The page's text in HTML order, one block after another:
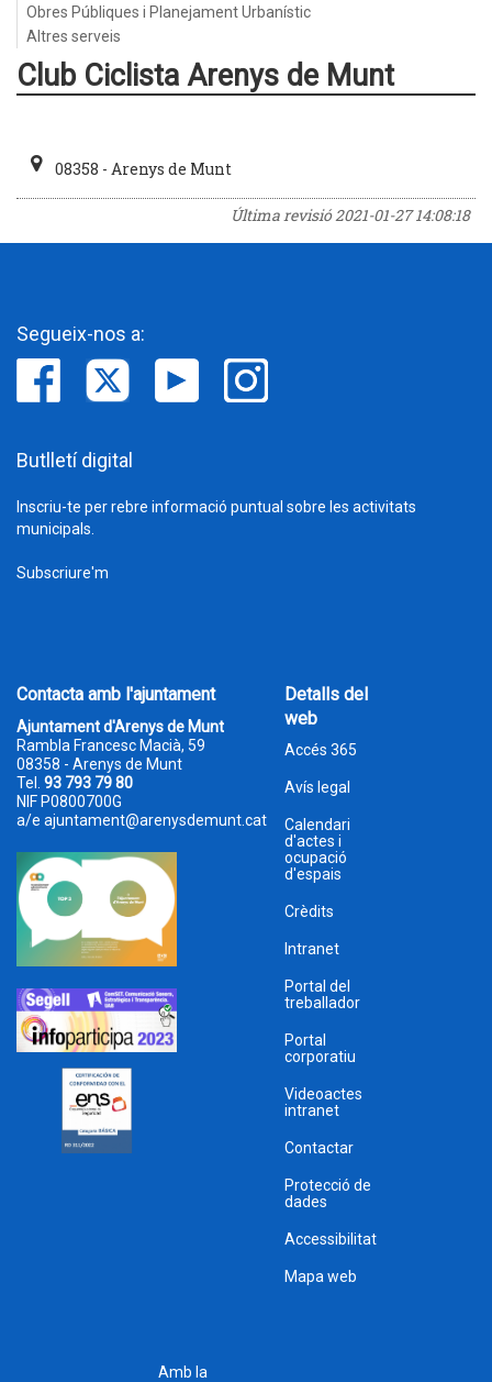
Obres Públiques i Planejament Urbanístic
Altres serveis
Club Ciclista Arenys de Munt
08358 - Arenys de Munt
Última revisió2021-01-27 14:08:18
Segueix-nos a:
Butlletí digital
Inscriu-te per rebre informació puntual sobre les activitats
municipals.
Subscriure'm
Contacta amb l'ajuntament
Ajuntament d'Arenys de Munt
Rambla Francesc Macià, 59
08358 - Arenys de Munt
Tel. 93 793 79 80
NIF P0800700G
a/e ajuntament@arenysdemunt.cat
Detalls del
web
Accés 365
Avís legal
Calendari
d'actes i
ocupació
d'espais
Crèdits
Intranet
Portal del
treballador
Portal
corporatiu
Videoactes
intranet
Contactar
Protecció de
dades
Accessibilitat
Mapa web
Amb la